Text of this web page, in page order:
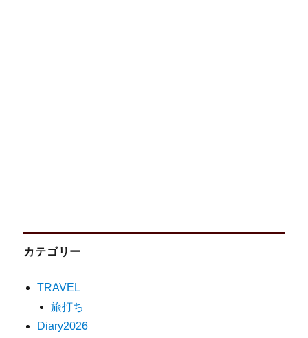
カテゴリー
TRAVEL
旅打ち
Diary2026